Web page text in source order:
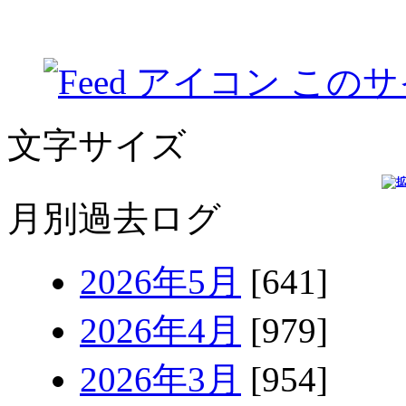
この
文字サイズ
月別過去ログ
2026年5月 [641]
2026年4月 [979]
2026年3月 [954]